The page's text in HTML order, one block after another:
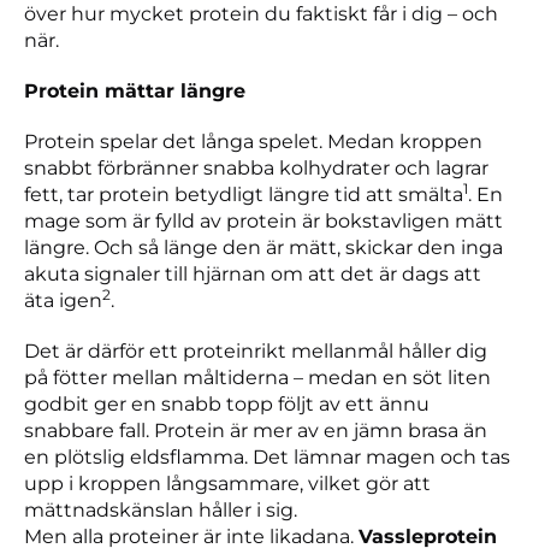
över hur mycket protein du faktiskt får i dig – och
när.
Protein mättar längre
Protein spelar det långa spelet. Medan kroppen
snabbt förbränner snabba kolhydrater och lagrar
fett, tar protein betydligt längre tid att smälta1. En
mage som är fylld av protein är bokstavligen mätt
längre. Och så länge den är mätt, skickar den inga
akuta signaler till hjärnan om att det är dags att
äta igen2.
Det är därför ett proteinrikt mellanmål håller dig
på fötter mellan måltiderna – medan en söt liten
godbit ger en snabb topp följt av ett ännu
snabbare fall. Protein är mer av en jämn brasa än
en plötslig eldsflamma. Det lämnar magen och tas
upp i kroppen långsammare, vilket gör att
mättnadskänslan håller i sig.
Men alla proteiner är inte likadana. Vassleprotein